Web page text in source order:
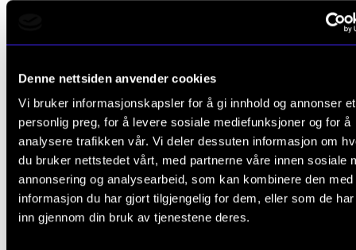
Denne nettsiden anvender cookies
Vi bruker informasjonskapsler for å gi innhold og annonser et
personlig preg, for å levere sosiale mediefunksjoner og for å
analysere trafikken vår. Vi deler dessuten informasjon om
du bruker nettstedet vårt, med partnerne våre innen sosiale
annonsering og analysearbeid, som kan kombinere den med
informasjon du har gjort tilgjengelig for dem, eller som de
inn gjennom din bruk av tjenestene deres.
viser etter gehør
Minstekrav til nivå bør tilsvare en enklere
sonate og standardlåter etter besifring med variert
akkordbruk. Klaverstykker fra 20. århundre skal
representert på pensumlisten.